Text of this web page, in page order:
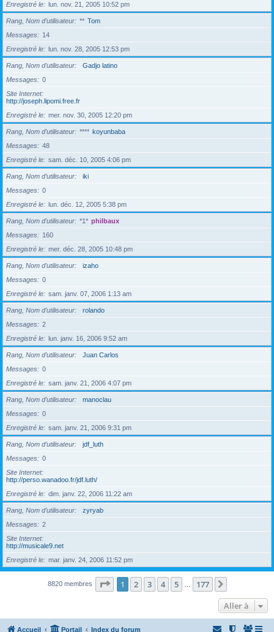
Enregistré le
lun. nov. 21, 2005 10:52 pm
Rang, Nom d’utilisateur ** Tom
Messages
14
Enregistré le
lun. nov. 28, 2005 12:53 pm
Rang, Nom d’utilisateur
Gadjo latino
Messages
0
Site Internet
http://joseph.lipomi.free.fr
Enregistré le
mer. nov. 30, 2005 12:20 pm
Rang, Nom d’utilisateur **** koyunbaba
Messages
48
Enregistré le
sam. déc. 10, 2005 4:06 pm
Rang, Nom d’utilisateur
iki
Messages
0
Enregistré le
lun. déc. 12, 2005 5:38 pm
Rang, Nom d’utilisateur *1* philbaux
Messages
160
Enregistré le
mer. déc. 28, 2005 10:48 pm
Rang, Nom d’utilisateur
izaho
Messages
0
Enregistré le
sam. janv. 07, 2006 1:13 am
Rang, Nom d’utilisateur
rolando
Messages
2
Enregistré le
lun. janv. 16, 2006 9:52 am
Rang, Nom d’utilisateur
Juan Carlos
Messages
0
Enregistré le
sam. janv. 21, 2006 4:07 pm
Rang, Nom d’utilisateur
manoclau
Messages
0
Enregistré le
sam. janv. 21, 2006 9:31 pm
Rang, Nom d’utilisateur
jdf_luth
Messages
0
Site Internet
http://perso.wanadoo.fr/jdf.luth/
Enregistré le
dim. janv. 22, 2006 11:22 am
Rang, Nom d’utilisateur
zyryab
Messages
2
Site Internet
http://musicale9.net
Enregistré le
mar. janv. 24, 2006 11:52 pm
8820 membres Page 1sur177
1 2 3 4 5 177
Aller à
Accueil Portail Index du forum